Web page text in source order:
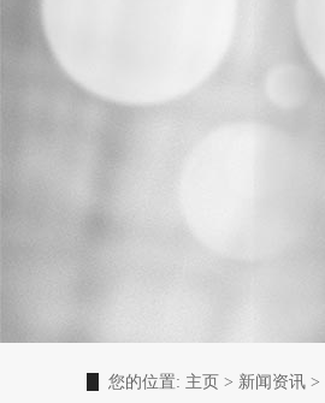
您的位置: 主页 > 新闻资讯 >